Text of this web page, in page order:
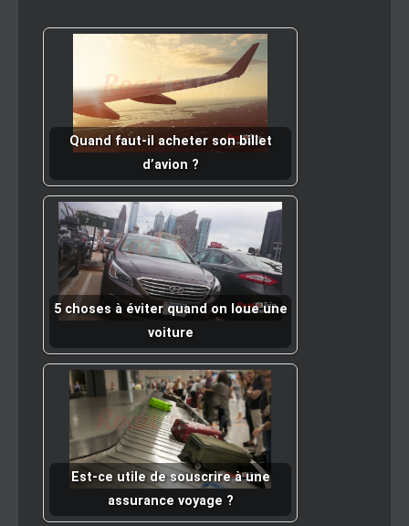
Quand faut-il acheter son billet
d’avion ?
5 choses à éviter quand on loue une
voiture
Est-ce utile de souscrire à une
assurance voyage ?